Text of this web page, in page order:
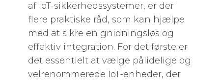
af IoT-sikkerhedssystemer, er der
flere praktiske råd, som kan hjælpe
med at sikre en gnidningsløs og
effektiv integration. For det første er
det essentielt at vælge pålidelige og
velrenommerede IoT-enheder, der